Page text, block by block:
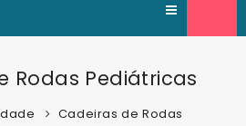
Rodas Pediátricas
Cadeiras de Rodas